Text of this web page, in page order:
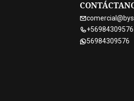
+56984309576
56984309576